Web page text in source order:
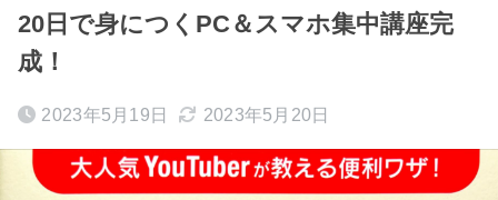
20日で身につくPC＆スマホ集中講座完
成！
2023年5月19日 2023年5月20日